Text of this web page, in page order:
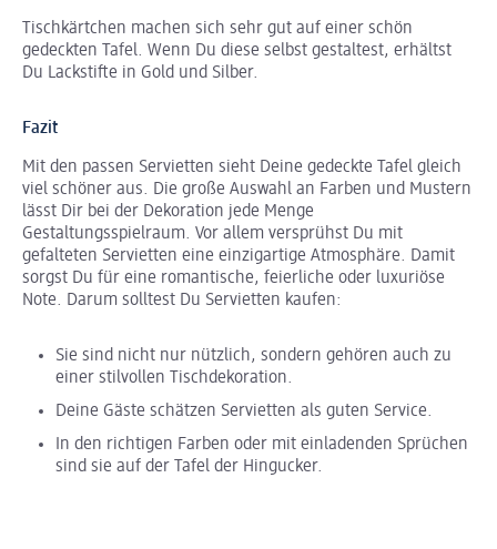
Tischkärtchen machen sich sehr gut auf einer schön
gedeckten Tafel. Wenn Du diese selbst gestaltest, erhältst
Du Lackstifte in Gold und Silber.
Fazit
Mit den passen Servietten sieht Deine gedeckte Tafel gleich
viel schöner aus. Die große Auswahl an Farben und Mustern
lässt Dir bei der Dekoration jede Menge
Gestaltungsspielraum. Vor allem versprühst Du mit
gefalteten Servietten eine einzigartige Atmosphäre. Damit
sorgst Du für eine romantische, feierliche oder luxuriöse
Note. Darum solltest Du Servietten kaufen:
Sie sind nicht nur nützlich, sondern gehören auch zu
einer stilvollen Tischdekoration.
Deine Gäste schätzen Servietten als guten Service.
In den richtigen Farben oder mit einladenden Sprüchen
sind sie auf der Tafel der Hingucker.